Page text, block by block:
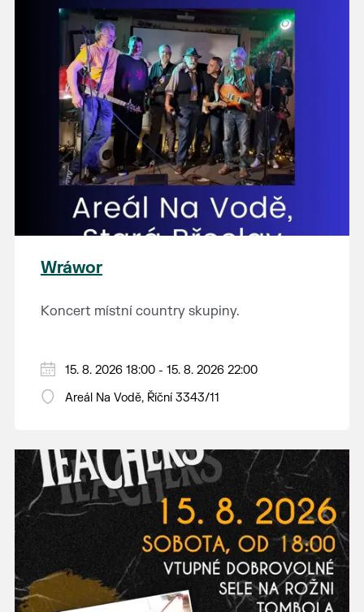
Wráwor
Koncert místní country skupiny.
15. 8. 2026 18:00 - 15. 8. 2026 22:00
Areál Na Vodě, Říční 3343/11